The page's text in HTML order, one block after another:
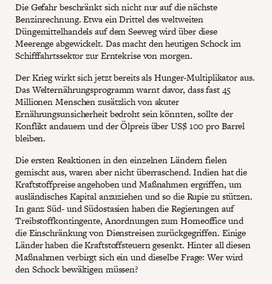
Die Gefahr beschränkt sich nicht nur auf die nächste
Benzinrechnung. Etwa ein Drittel des weltweiten
Düngemittelhandels auf dem Seeweg wird über diese
Meerenge abgewickelt. Das macht den heutigen Schock im
Schifffahrtssektor zur Erntekrise von morgen.
Der Krieg wirkt sich jetzt bereits als Hunger-Multiplikator aus.
Das Welternährungsprogramm warnt davor, dass fast 45
Millionen Menschen zusätzlich von akuter
Ernährungsunsicherheit bedroht sein könnten, sollte der
Konflikt andauern und der Ölpreis über US$ 100 pro Barrel
bleiben.
Die ersten Reaktionen in den einzelnen Ländern fielen
gemischt aus, waren aber nicht überraschend. Indien hat die
Kraftstoffpreise angehoben und Maßnahmen ergriffen, um
ausländisches Kapital anzuziehen und so die Rupie zu stützen.
In ganz Süd- und Südostasien haben die Regierungen auf
Treibstoffkontingente, Anordnungen zum Homeoffice und
die Einschränkung von Dienstreisen zurückgegriffen. Einige
Länder haben die Kraftstoffsteuern gesenkt. Hinter all diesen
Maßnahmen verbirgt sich ein und dieselbe Frage: Wer wird
den Schock bewältigen müssen?